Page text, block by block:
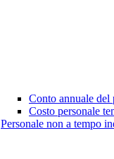
Conto annuale del
Costo personale
Personale non a tempo